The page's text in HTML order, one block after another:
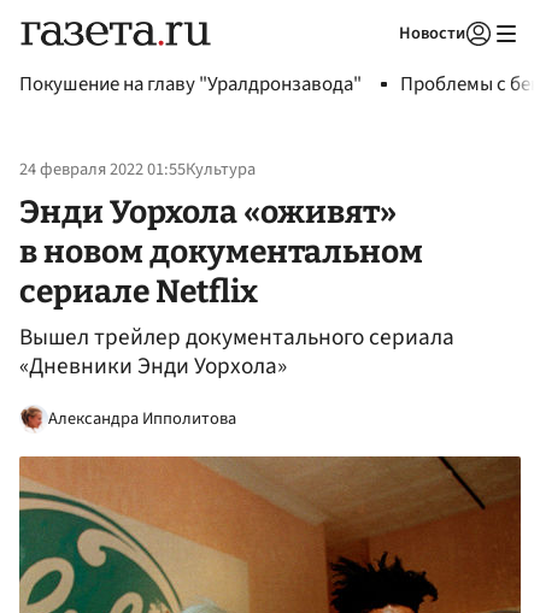
Новости
Покушение на главу "Уралдронзавода" Проблемы с
24 февраля 2022 01:55Культура
Энди Уорхола «оживят»
в новом документальном
сериале Netflix
Вышел трейлер документального сериала
«Дневники Энди Уорхола»
Александра Ипполитова